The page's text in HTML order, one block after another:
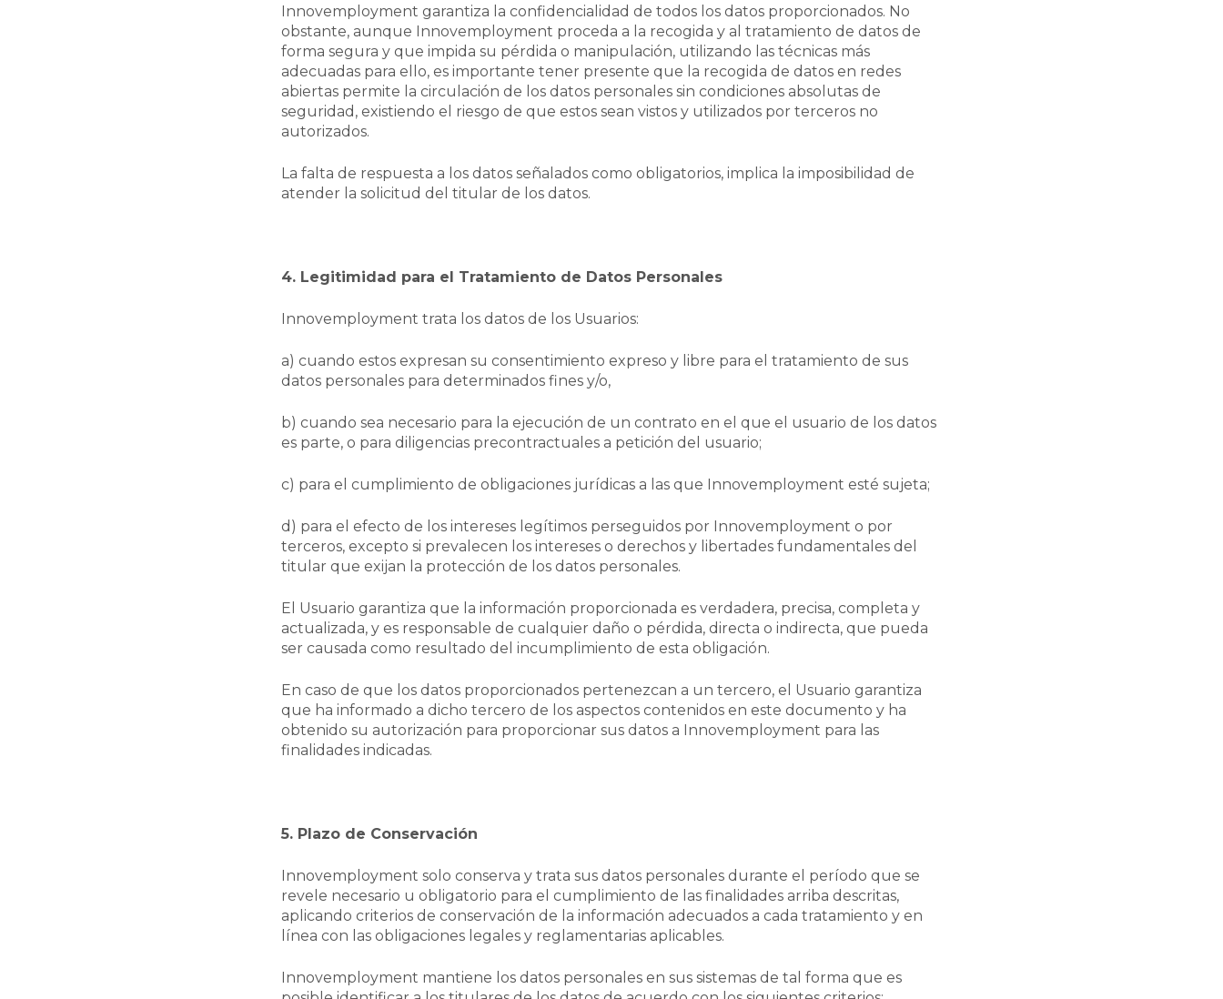
Innovemployment garantiza la confidencialidad de todos los datos proporcionados. No
obstante, aunque Innovemployment proceda a la recogida y al tratamiento de datos de
forma segura y que impida su pérdida o manipulación, utilizando las técnicas más
adecuadas para ello, es importante tener presente que la recogida de datos en redes
abiertas permite la circulación de los datos personales sin condiciones absolutas de
seguridad, existiendo el riesgo de que estos sean vistos y utilizados por terceros no
autorizados.
La falta de respuesta a los datos señalados como obligatorios, implica la imposibilidad de
atender la solicitud del titular de los datos.
4. Legitimidad para el Tratamiento de Datos Personales
Innovemployment trata los datos de los Usuarios:
a) cuando estos expresan su consentimiento expreso y libre para el tratamiento de sus
datos personales para determinados fines y/o,
b) cuando sea necesario para la ejecución de un contrato en el que el usuario de los datos
es parte, o para diligencias precontractuales a petición del usuario;
c) para el cumplimiento de obligaciones jurídicas a las que Innovemployment esté sujeta;
d) para el efecto de los intereses legítimos perseguidos por Innovemployment o por
terceros, excepto si prevalecen los intereses o derechos y libertades fundamentales del
titular que exijan la protección de los datos personales.
El Usuario garantiza que la información proporcionada es verdadera, precisa, completa y
actualizada, y es responsable de cualquier daño o pérdida, directa o indirecta, que pueda
ser causada como resultado del incumplimiento de esta obligación.
En caso de que los datos proporcionados pertenezcan a un tercero, el Usuario garantiza
que ha informado a dicho tercero de los aspectos contenidos en este documento y ha
obtenido su autorización para proporcionar sus datos a Innovemployment para las
finalidades indicadas.
5. Plazo de Conservación
Innovemployment solo conserva y trata sus datos personales durante el período que se
revele necesario u obligatorio para el cumplimiento de las finalidades arriba descritas,
aplicando criterios de conservación de la información adecuados a cada tratamiento y en
línea con las obligaciones legales y reglamentarias aplicables.
Innovemployment mantiene los datos personales en sus sistemas de tal forma que es